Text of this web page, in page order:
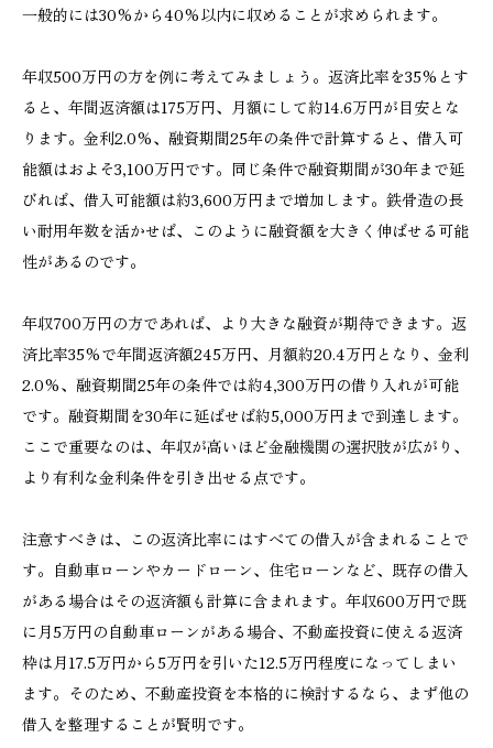
一般的には30%から40%以内に収めることが求められます。
年収500万円の方を例に考えてみましょう。返済比率を35%とす
ると、年間返済額は175万円、月額にして約14.6万円が目安とな
ります。金利2.0%、融資期間25年の条件で計算すると、借入可
能額はおよそ3,100万円です。同じ条件で融資期間が30年まで延
びれば、借入可能額は約3,600万円まで増加します。鉄骨造の長
い耐用年数を活かせば、このように融資額を大きく伸ばせる可能
性があるのです。
年収700万円の方であれば、より大きな融資が期待できます。返
済比率35%で年間返済額245万円、月額約20.4万円となり、金利
2.0%、融資期間25年の条件では約4,300万円の借り入れが可能
です。融資期間を30年に延ばせば約5,000万円まで到達します。
ここで重要なのは、年収が高いほど金融機関の選択肢が広がり、
より有利な金利条件を引き出せる点です。
注意すべきは、この返済比率にはすべての借入が含まれることで
す。自動車ローンやカードローン、住宅ローンなど、既存の借入
がある場合はその返済額も計算に含まれます。年収600万円で既
に月5万円の自動車ローンがある場合、不動産投資に使える返済
枠は月17.5万円から5万円を引いた12.5万円程度になってしまい
ます。そのため、不動産投資を本格的に検討するなら、まず他の
借入を整理することが賢明です。